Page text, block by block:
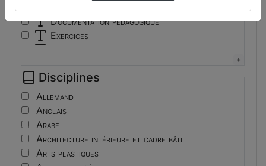
Documentation pédagogique
Exercices
Travaux d'élèves/étudiants
Tutoriel
Disciplines
Allemand
Anglais
Arabe
Architecture intérieure et cadre bâti
Arts plastiques